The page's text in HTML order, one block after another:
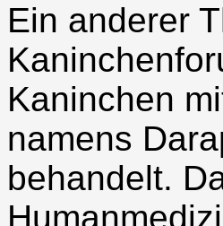
Ein anderer
Kaninchen
namens
behandelt.